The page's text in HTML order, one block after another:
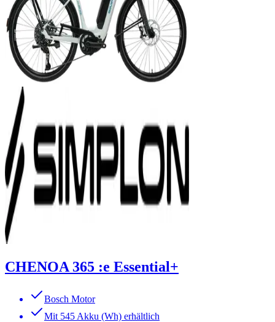
CHENOA 365 :e Essential+
Bosch Motor
Mit 545 Akku (Wh) erhältlich